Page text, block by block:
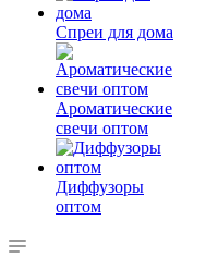
Спреи для дома
Ароматические
свечи оптом
Диффузоры
оптом